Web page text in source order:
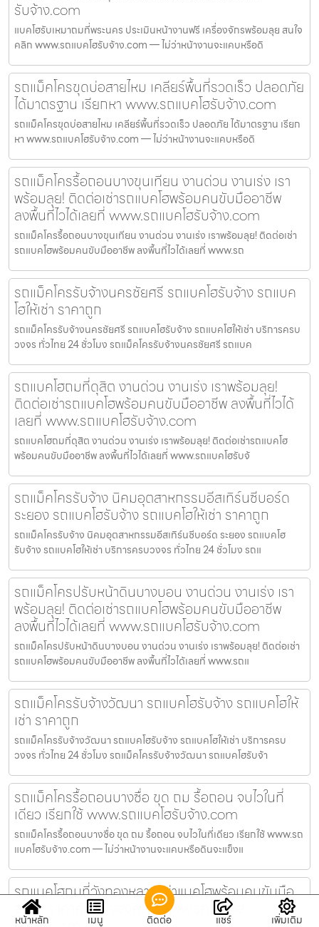
รับจ้าง.com
แบคโฮรับเหมาถมที่พระนคร ประเมินหน้างานฟรี เครื่องจักรพร้อมลุย สนใจ
คลิก www.รถแบคโฮรับจ้าง.com — ไม่ว่าหน้างานจะแคบหรือดิ
รถแม็คโครขุดบ่อสายไหม เคลียร์พื้นที่รวดเร็ว ปลอดภัย
ได้มาตรฐาน เรียกหา www.รถแบคโฮรับจ้าง.com
รถแม็คโครขุดบ่อสายไหม เคลียร์พื้นที่รวดเร็ว ปลอดภัย ได้มาตรฐาน เรียก
หา www.รถแบคโฮรับจ้าง.com — ไม่ว่าหน้างานจะแคบหรือดิ
รถแม็คโครรื้อถอนบางขุนเทียน งานด่วน งานเร่ง เรา
พร้อมลุย! ติดต่อเช่ารถแบคโฮพร้อมคนขับมืออาชีพ
ลงพื้นที่ไวได้เลยที่ www.รถแบคโฮรับจ้าง.com
รถแม็คโครรื้อถอนบางขุนเทียน งานด่วน งานเร่ง เราพร้อมลุย! ติดต่อเช่า
รถแบคโฮพร้อมคนขับมืออาชีพ ลงพื้นที่ไวได้เลยที่ www.รถ
รถแม็คโครรับจ้างนครชัยศรี รถแบคโฮรับจ้าง รถแบค
โฮให้เช่า ราคาถูก
รถแม็คโครรับจ้างนครชัยศรี รถแบคโฮรับจ้าง รถแบคโฮให้เช่า บริการครบ
วงจร ทั่วไทย 24 ชั่วโมง รถแม็คโครรับจ้างนครชัยศรี รถแบค
รถแบคโฮถมที่ดุสิต งานด่วน งานเร่ง เราพร้อมลุย!
ติดต่อเช่ารถแบคโฮพร้อมคนขับมืออาชีพ ลงพื้นที่ไวได้
เลยที่ www.รถแบคโฮรับจ้าง.com
รถแบคโฮถมที่ดุสิต งานด่วน งานเร่ง เราพร้อมลุย! ติดต่อเช่ารถแบคโฮ
พร้อมคนขับมืออาชีพ ลงพื้นที่ไวได้เลยที่ www.รถแบคโฮรับจ้
รถแม็คโครรับจ้าง นิคมอุตสาหกรรมอีสเทิร์นซีบอร์ด
ระยอง รถแบคโฮรับจ้าง รถแบคโฮให้เช่า ราคาถูก
รถแม็คโครรับจ้าง นิคมอุตสาหกรรมอีสเทิร์นซีบอร์ด ระยอง รถแบคโฮ
รับจ้าง รถแบคโฮให้เช่า บริการครบวงจร ทั่วไทย 24 ชั่วโมง รถแ
รถแม็คโครปรับหน้าดินบางบอน งานด่วน งานเร่ง เรา
พร้อมลุย! ติดต่อเช่ารถแบคโฮพร้อมคนขับมืออาชีพ
ลงพื้นที่ไวได้เลยที่ www.รถแบคโฮรับจ้าง.com
รถแม็คโครปรับหน้าดินบางบอน งานด่วน งานเร่ง เราพร้อมลุย! ติดต่อเช่า
รถแบคโฮพร้อมคนขับมืออาชีพ ลงพื้นที่ไวได้เลยที่ www.รถแ
รถแม็คโครรับจ้างวัฒนา รถแบคโฮรับจ้าง รถแบคโฮให้
เช่า ราคาถูก
รถแม็คโครรับจ้างวัฒนา รถแบคโฮรับจ้าง รถแบคโฮให้เช่า บริการครบ
วงจร ทั่วไทย 24 ชั่วโมง รถแม็คโครรับจ้างวัฒนา รถแบคโฮรับจ้า
รถแม็คโครรื้อถอนบางซื่อ ขุด ถม รื้อถอน จบไวในที่
เดียว เรียกใช้ www.รถแบคโฮรับจ้าง.com
รถแม็คโครรื้อถอนบางซื่อ ขุด ถม รื้อถอน จบไวในที่เดียว เรียกใช้ www.รถ
แบคโฮรับจ้าง.com — ไม่ว่าหน้างานจะแคบหรือดินจะแข็งแ
รถแบคโฮถมที่วังทองหลาง เช่าแบคโฮพร้อมคนขับมือ
อาชีพ ราคาคุ้มค่า จองคิวที่ www.รถแบคโฮ
หน้าหลัก เมนู ติดต่อ แชร์ เพิ่มเติม